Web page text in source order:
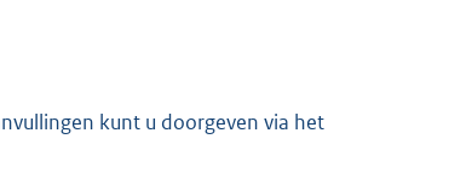
kunt u doorgeven via het